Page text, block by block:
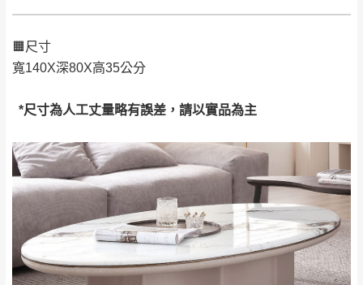
🟧尺寸
寬140X深80X高35公分
*尺寸為人工丈量略有誤差，請以實品為主
（請先線上詢問 LINE
免 運
費
新竹
橫山、北埔鄉、尖
石鄉、寶山鄉山
區、新埔山區、芎
林山區、關西 玉山
里
台北 無
「金額」。
若商品價格或庫存有異常，商家有權取消訂
單。部分網路商品恕無法更改原設計或客製，敬請
接單後二日內(不含例假日)，我們客服會與您
（線上客服 LINE → @dershin）
下單前先詢問是否現貨，若未詢問下單後無
現貨我們客服會再來電或E-Mail與您聯絡
（洽詢方式請搜尋 Line ID → @dershin）
運送範圍：限定北至基隆，南至苗栗，偏遠
地區恕無法提供運送 (詳見運送規章)。
只顯示附上評論